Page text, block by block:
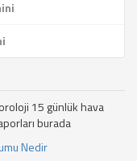
15 günlük hava
burada
Nedir